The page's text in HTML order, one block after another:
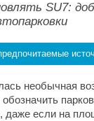
SU7:
необычная
даже если на